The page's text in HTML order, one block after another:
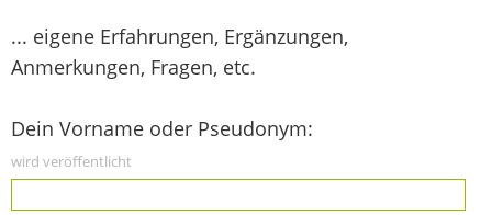
... eigene Erfahrungen, Ergänzungen,
Anmerkungen, Fragen, etc.
Dein Vorname oder Pseudonym:
wird veröffentlicht